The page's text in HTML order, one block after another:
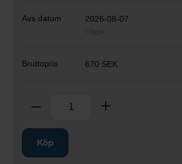
2026-08-07
I lager
670 SEK
Ta bort
Köp